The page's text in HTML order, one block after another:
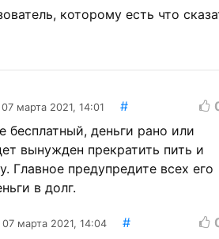
которому есть что
07 марта 2021, 14:01 #
бесплатный, деньги рано или
вынужден прекратить пить и
Главное предупредите всех его
в долг.
07 марта 2021, 14:04 #